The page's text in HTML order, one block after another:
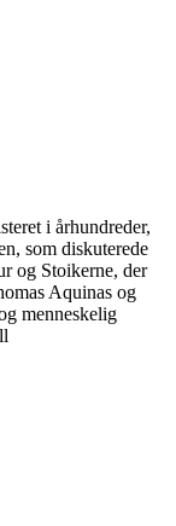
i århundreder,
som diskuterede
og Stoikerne, der
Aquinas og
menneskelig